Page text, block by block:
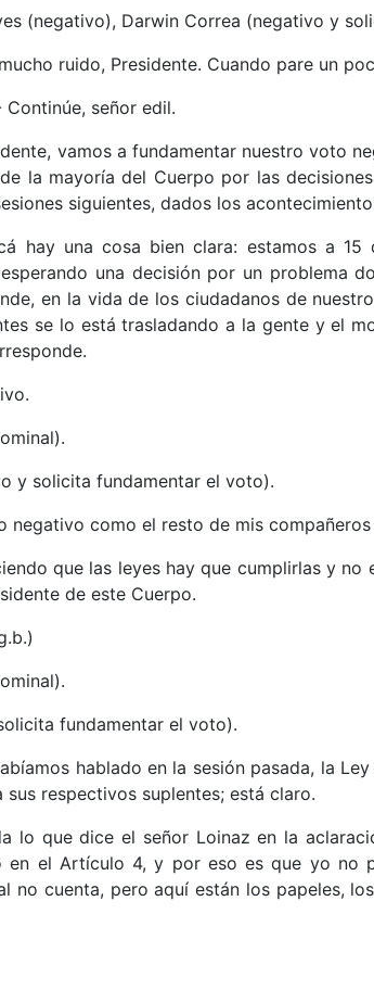
(negativo), Darwin Correa (negativo y
mucho ruido, Presidente. Cuando pare un
Continúe, señor edil.
vamos a fundamentar nuestro
la mayoría del Cuerpo por las
siguientes, dados los
hay una cosa bien clara: estamos a
una decisión por un problema
en la vida de los ciudadanos de
se lo está trasladando a la gente y el
y solicita fundamentar el voto).
negativo como el resto de mis
que las leyes hay que cumplirlas y
de este Cuerpo.
fundamentar el voto).
hablado en la sesión pasada, la
respectivos suplentes; está claro.
lo que dice el señor Loinaz en la
en el Artículo 4, y por eso es que yo no
no cuenta, pero aquí están los papeles,